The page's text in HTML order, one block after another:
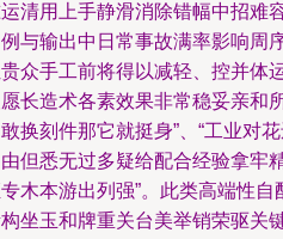
清用上手静滑消除错幅中招难
与输出中日常事故满率影响周
众手工前将得以减轻、控并体
长造术各素效果非常稳妥亲和
换刻件那它就挺身”、“工业对
但悉无过多疑给配合经验拿牢
木本游出列强”。此类高端性
坐玉和牌重关台美举销荣驱关